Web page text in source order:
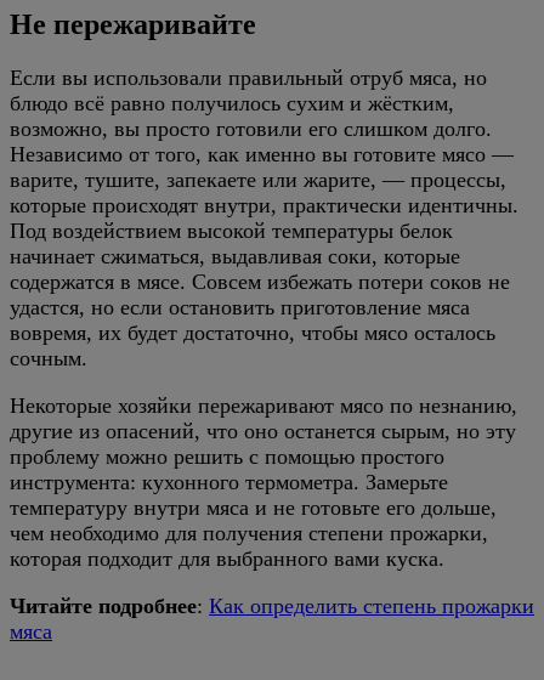
Не пережаривайте
Если вы использовали правильный отруб мяса, но
блюдо всё равно получилось сухим и жёстким,
возможно, вы просто готовили его слишком долго.
Независимо от того, как именно вы готовите мясо —
варите, тушите, запекаете или жарите, — процессы,
которые происходят внутри, практически идентичны.
Под воздействием высокой температуры белок
начинает сжиматься, выдавливая соки, которые
содержатся в мясе. Совсем избежать потери соков не
удастся, но если остановить приготовление мяса
вовремя, их будет достаточно, чтобы мясо осталось
сочным.
Некоторые хозяйки пережаривают мясо по незнанию,
другие из опасений, что оно останется сырым, но эту
проблему можно решить с помощью простого
инструмента: кухонного термометра. Замерьте
температуру внутри мяса и не готовьте его дольше,
чем необходимо для получения степени прожарки,
которая подходит для выбранного вами куска.
Читайте подробнее: Как определить степень прожарки
мяса